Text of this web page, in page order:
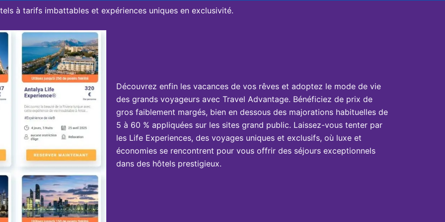
à tarifs imbattables et expériences uniques en exclusivité.
Découvrez enfin les vacances de vos rêves et adoptez le mode de vie
des grands voyageurs avec Travel Advantage. Bénéficiez de prix de
gros faiblement margés, bien en dessous des majorations habituelles de
5 à 60 % appliquées sur les sites grand public. Laissez-vous tenter par
les Life Experiences, des voyages uniques et exclusifs, où luxe et
économies se rencontrent pour vous offrir des séjours exceptionnels
dans des hôtels prestigieux.